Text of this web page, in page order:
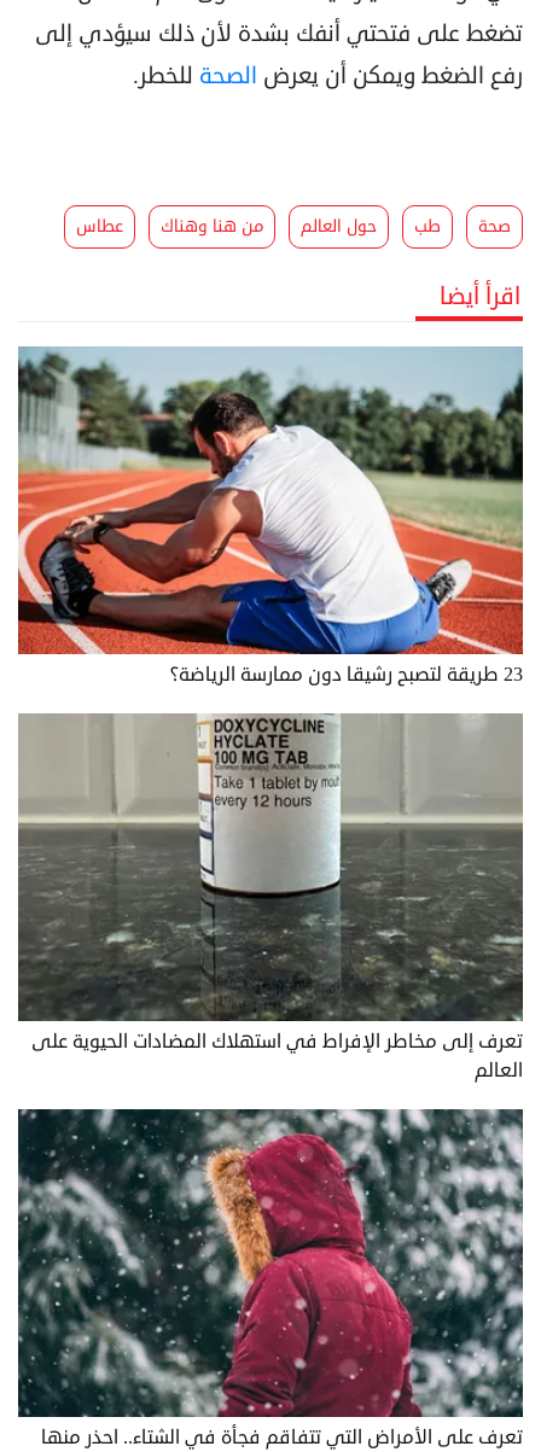
تضغط على فتحتي أنفك بشدة لأن ذلك سيؤدي إلى
رفع الضغط ويمكن أن يعرض الصحة للخطر.
صحة طب حول العالم من هنا وهناك عطاس
اقرأ أيضا
23 طريقة لتصبح رشيقا دون ممارسة الرياضة؟
تعرف إلى مخاطر الإفراط في استهلاك المضادات الحيوية على
العالم
تعرف على الأمراض التي تتفاقم فجأة في الشتاء.. احذر منها